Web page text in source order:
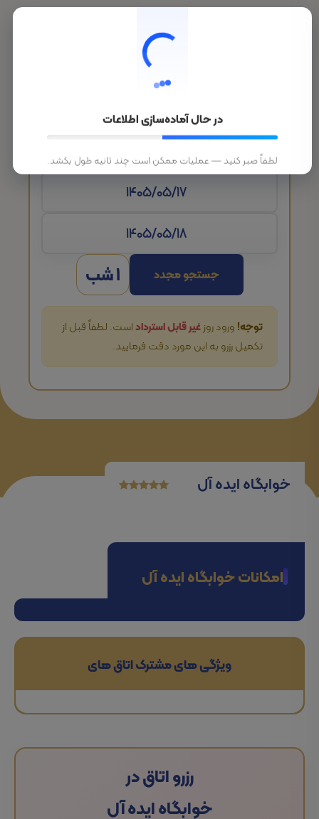
تاریخ ورود
جستجو مجدد 1 شب
توجه!ورود روزغیر قابل استرداداست. لطفاً قبل از
تکمیل رزرو به این مورد دقت فرمایید.
در حال آماده‌سازی اطلاعات
لطفاً صبر کنید — عملیات ممکن است چند ثانیه طول بکشد.
خوابگاه ایده آل
امکانات خوابگاه ایده آل
ویژگی های مشترک اتاق های
رزرو اتاق در
خوابگاه ایده آل